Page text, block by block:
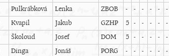
Pulkrábková Lenka ZBOB - - - - - -
Kvapil Jakub GZHP 5 - - - - -
Školoud Josef DOM 5 - - - - -
Dinga Jonáš PORG - - - - - -